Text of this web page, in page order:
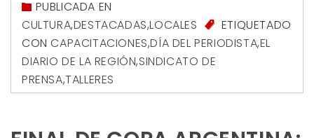
PUBLICADA EN
CULTURA,DESTACADAS,LOCALES
ETIQUETADO
CONCAPACITACIONES,DÍA DEL PERIODISTA,EL
DIARIO DE LA REGIÓN,SINDICATO DE
PRENSA,TALLERES